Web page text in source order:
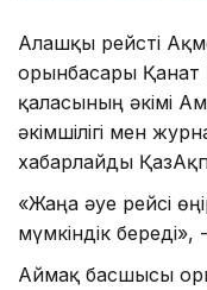
Алғашқы рейсті
орынбасары
қаласының әкімі
әкімшілігі мен
хабарлайды
«Жаңа әуе рейсі
мүмкіндік
Аймақ басшысы